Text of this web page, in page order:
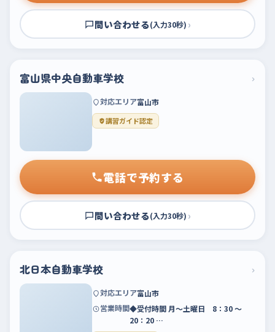
問い合わせる(入力30秒) ›
富山県中央自動車学校 ›
対応エリア富山市
講習ガイド認定
電話で予約する
問い合わせる(入力30秒) ›
北日本自動車学校 ›
対応エリア富山市
営業時間◆受付時間 月〜土曜日 8：30 ～
20：20 …